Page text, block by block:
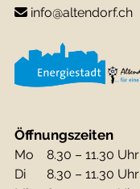
info@altendorf.ch
Öffnungszeiten
Mo 8.30 – 11.30 Uhr
Di
8.30 – 11.30 Uhr